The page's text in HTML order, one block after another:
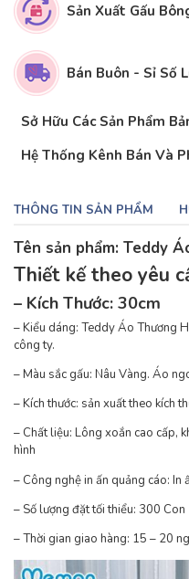
Sản Xuất Gấu
Bán Buôn - Sỉ Số
Sở Hữu Các Sản Phẩm
Hệ Thống Kênh Bán Và
THÔNG TIN SẢN PHẨM
Tên sản phẩm: Teddy
Thiết kế theo yêu
– Kích Thước: 30cm
– Kiểu dáng: Teddy Áo Thương
công ty.
– Màu sắc gấu: Nâu Vàng. Áo
– Kích thước: sản xuất theo kích
– Chất liệu: Lông xoắn cao cấp,
hình
– Công nghệ in ấn quảng cáo: In
– Số lượng đặt tối thiểu: 300 Con
– Thời gian giao hàng: 15 – 20